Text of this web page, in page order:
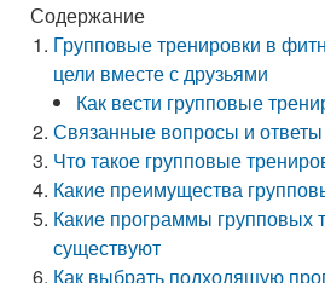
Содержание
Групповые тренировки в
цели вместе с друзьями
Как вести групповые
Связанные вопросы и ответы
Что такое групповые
Какие преимущества
Какие программы групповых
существуют
Как выбрать подходящую